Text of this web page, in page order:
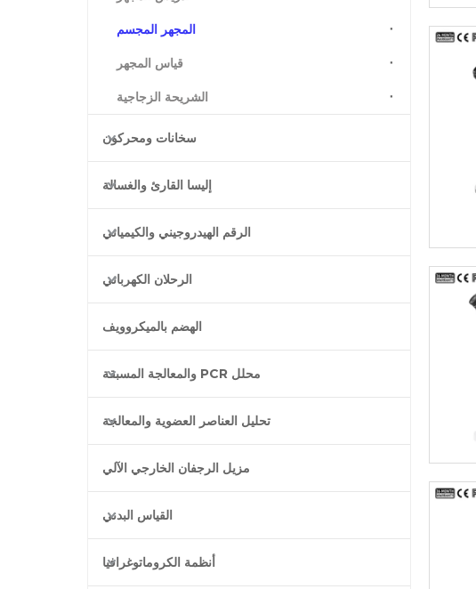
المجهر المجسم
قياس المجهر
الشريحة الزجاجية
سخانات ومحركون
إليسا القارئ والغسالة
الرقم الهيدروجيني والكيميائي
الرحلان الكهربائي
الهضم بالميكروويف
محلل PCR والمعالجة المسبقة
تحليل العناصر العضوية والمعالجة
مزيل الرجفان الخارجي الآلي
القياس البدني
أنظمة الكروماتوغرافيا